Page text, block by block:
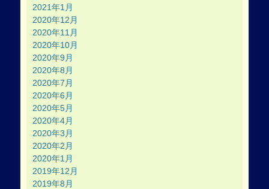
2021年1月
2020年12月
2020年11月
2020年10月
2020年9月
2020年8月
2020年7月
2020年6月
2020年5月
2020年4月
2020年3月
2020年2月
2020年1月
2019年12月
2019年8月